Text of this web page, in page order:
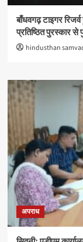
बाँधवगढ़ टाइगर
प्रतिष्ठित पुरस्कार
hindusthan
अपराध